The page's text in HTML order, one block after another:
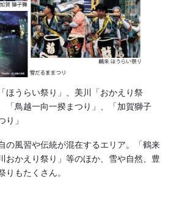
」と「象徴」
んに使い、立体的な刺繍（肉入れ刺
、地域の結束力や祭りに懸ける情熱の
け継がれてきました。
ほうらい祭り」、美川「おかえり祭
「鳥越一向一揆まつり」、「加賀獅子
り」
風習や伝統が混在するエリア。「鶴来
おかえり祭り」等のほか、雪や自然、豊
りもたくさん。